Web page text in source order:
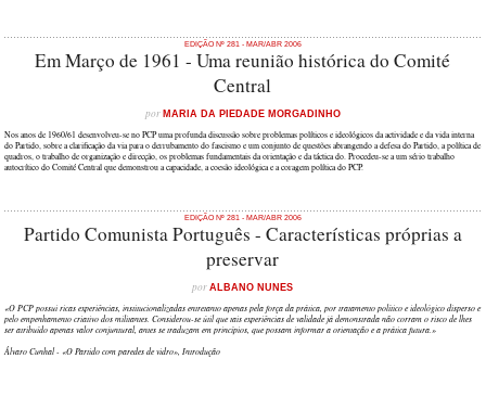
EDIÇÃO Nº 281 - MAR/ABR 2006
Em Março de 1961 - Uma reunião histórica do Comité
Central
porMARIA DA PIEDADE MORGADINHO
Nos anos de 1960/61 desenvolveu-se no PCP uma profunda discussão sobre problemas políticos e ideológicos da actividade e da vida interna
do Partido, sobre a clarificação da via para o derrubamento do fascismo e um conjunto de questões abrangendo a defesa do Partido, a política de
quadros, o trabalho de organização e direcção, os problemas fundamentais da orientação e da táctica do. Procedeu-se a um sério trabalho
autocrítico do Comité Central que demonstrou a capacidade, a coesão ideológica e a coragem política do PCP.
EDIÇÃO Nº 281 - MAR/ABR 2006
Partido Comunista Português - Características próprias a
preservar
porALBANO NUNES
«O PCP possui ricas experiências, institucionalizadas entretanto apenas pela força da prática, por tratamento político e ideológico disperso e
pelo empenhamento criativo dos militantes. Considerou-se útil que tais experiências de validade já demonstrada não corram o risco de lhes
ser atribuído apenas valor conjuntural, antes se traduzam em princípios, que possam informar a orientação e a prática futura.»
Álvaro Cunhal - «O Partido com paredes de vidro», Introdução